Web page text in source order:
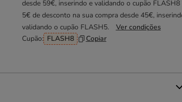
desde 59€, inserindo e validando o cupão FLASH8
5€ de desconto na sua compra desde 45€,
validando o cupão FLASH5.
Ver condições
Cupão: FLASH8 Copiar